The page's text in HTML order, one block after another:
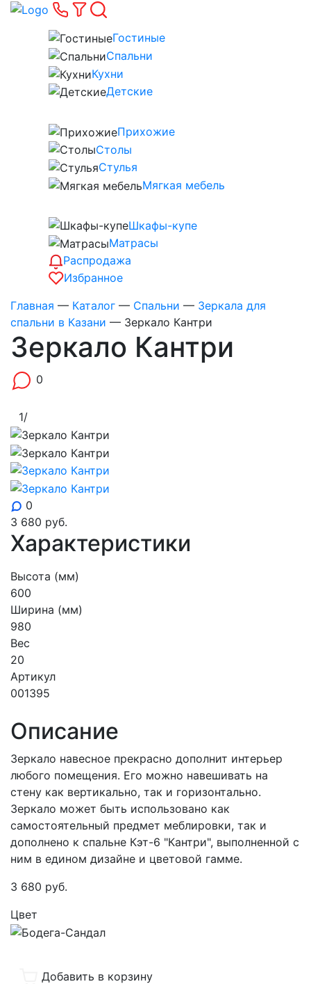
Гостиные
Спальни
Кухни
Детские
Прихожие
Столы
Стулья
Мягкая мебель
Шкафы-купе
Матрасы
Распродажа
Избранное
Главная — Каталог — Спальни — Зеркала для
спальни в Казани — Зеркало Кантри
Зеркало Кантри
0
1/
0
3 680 руб.
Характеристики
Высота (мм)
600
Ширина (мм)
980
Вес
20
Артикул
001395
Описание
Зеркало навесное прекрасно дополнит интерьер
любого помещения. Его можно навешивать на
стену как вертикально, так и горизонтально.
Зеркало может быть использовано как
самостоятельный предмет меблировки, так и
дополнено к спальне Кэт-6 "Кантри", выполненной с
ним в едином дизайне и цветовой гамме.
3 680 руб.
Цвет
Добавить в корзину